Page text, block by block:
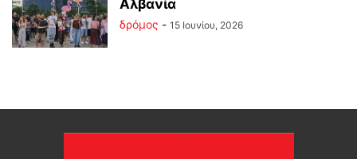
Αλβανία
δρόμος - 15 Ιουνίου, 2026